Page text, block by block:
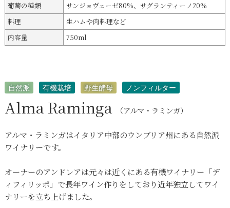
葡萄の種類
サンジョヴェーゼ80%、サグランティーノ20%
料理
生ハムや肉料理など
内容量
750ml
自然派 有機栽培 野生酵母 ノンフィルター
Alma Raminga （アルマ・ラミンガ）
アルマ・ラミンガはイタリア中部のウンブリア州にある自然派
ワイナリーです。
オーナーのアンドレアは元々は近くにある有機ワイナリー「デ
ィフィリッポ」で長年ワイン作りをしており近年独立してワイ
ナリーを立ち上げました。